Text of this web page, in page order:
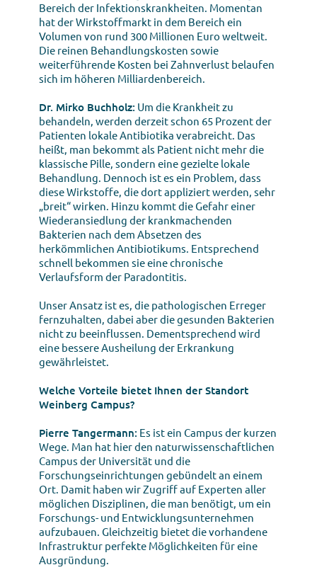
Bereich der Infektionskrankheiten. Momentan
hat der Wirkstoffmarkt in dem Bereich ein
Volumen von rund 300 Millionen Euro weltweit.
Die reinen Behandlungskosten sowie
weiterführende Kosten bei Zahnverlust belaufen
sich im höheren Milliardenbereich.
Dr. Mirko Buchholz: Um die Krankheit zu
behandeln, werden derzeit schon 65 Prozent der
Patienten lokale Antibiotika verabreicht. Das
heißt, man bekommt als Patient nicht mehr die
klassische Pille, sondern eine gezielte lokale
Behandlung. Dennoch ist es ein Problem, dass
diese Wirkstoffe, die dort appliziert werden, sehr
„breit“ wirken. Hinzu kommt die Gefahr einer
Wiederansiedlung der krankmachenden
Bakterien nach dem Absetzen des
herkömmlichen Antibiotikums. Entsprechend
schnell bekommen sie eine chronische
Verlaufsform der Paradontitis.
Unser Ansatz ist es, die pathologischen Erreger
fernzuhalten, dabei aber die gesunden Bakterien
nicht zu beeinflussen. Dementsprechend wird
eine bessere Ausheilung der Erkrankung
gewährleistet.
Welche Vorteile bietet Ihnen der Standort
Weinberg Campus?
Pierre Tangermann: Es ist ein Campus der kurzen
Wege. Man hat hier den naturwissenschaftlichen
Campus der Universität und die
Forschungseinrichtungen gebündelt an einem
Ort. Damit haben wir Zugriff auf Experten aller
möglichen Disziplinen, die man benötigt, um ein
Forschungs- und Entwicklungsunternehmen
aufzubauen. Gleichzeitig bietet die vorhandene
Infrastruktur perfekte Möglichkeiten für eine
Ausgründung.